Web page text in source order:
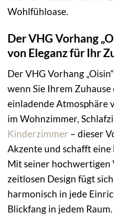
Wohlfühloase.
Der VHG Vorhang
von Eleganz für Ihr
Der VHG Vorhang
wenn Sie Ihrem
einladende Atmosphäre
im Wohnzimmer,
Kinderzimmer – dieser
Akzente und schafft
Mit seiner hochwertigen
zeitlosen Design fügt
harmonisch in jede
Blickfang in jedem Raum.